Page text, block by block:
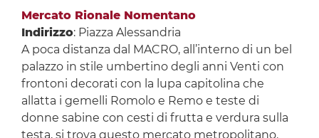
Mercato Rionale Nomentano
Indirizzo: Piazza Alessandria
A poca distanza dal MACRO, all’interno di un bel
palazzo in stile umbertino degli anni Venti con
frontoni decorati con la lupa capitolina che
allatta i gemelli Romolo e Remo e teste di
donne sabine con cesti di frutta e verdura sulla
testa, si trova questo mercato metropolitano.